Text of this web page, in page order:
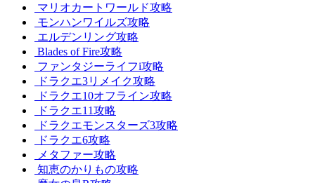
マリオカートワールド攻略
モンハンワイルズ攻略
エルデンリング攻略
Blades of Fire攻略
ファンタジーライフi攻略
ドラクエ3リメイク攻略
ドラクエ10オフライン攻略
ドラクエ11攻略
ドラクエモンスターズ3攻略
ドラクエ6攻略
メタファー攻略
知恵のかりもの攻略